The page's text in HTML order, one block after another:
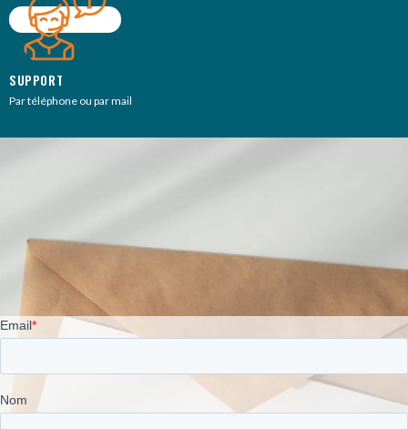
SUPPORT
Par téléphone ou par mail